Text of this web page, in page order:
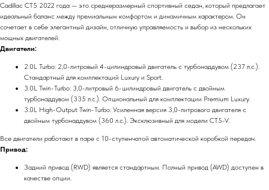
Cadillac CT5 2022 года — это среднеразмерный спортивный седан, который предлагает
идеальный баланс между премиальным комфортом и динамичным характером. Он
сочетает в себе элегантный дизайн, отличную управляемость и выбор из нескольких
мощных двигателей.
Двигатели:
2.0L Turbo: 2,0-литровый 4-цилиндровый двигатель с турбонаддувом (237 л.с.).
Стандартный для комплектаций Luxury и Sport.
3.0L Twin-Turbo: 3,0-литровый 6-цилиндровый двигатель с двойным
турбонаддувом (335 л.с.). Опциональный для комплектации Premium Luxury.
3.0L High-Output Twin-Turbo: Усиленная версия 3,0-литрового двигателя с
двойным турбонаддувом (360 л.с.). Эксклюзивный для модели CT5-V.
Все двигатели работают в паре с 10-ступенчатой автоматической коробкой передач.
Привод:
Задний привод (RWD) является стандартным. Полный привод (AWD) доступен в
качестве опции.